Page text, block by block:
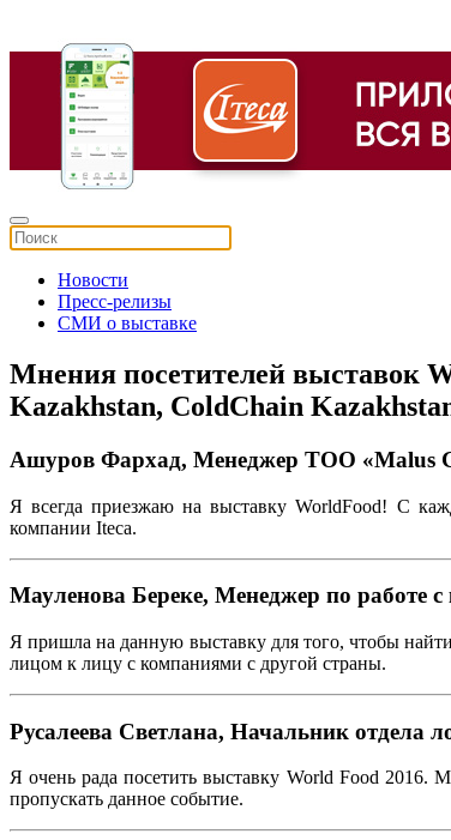
Новости
Пресс-релизы
СМИ о выставке
Мнения посетителей выставок
Kazakhstan, ColdChain
Ашуров Фархад, Менеджер ТОО «Malus
Я всегда приезжаю на выставку WorldFood! С
компании Iteca.
Мауленова Береке, Менеджер по работе
Я пришла на данную выставку для того, чтобы
лицом к лицу с компаниями с другой страны.
Русалеева Светлана, Начальник отдела
Я очень рада посетить выставку World Food 2016.
пропускать данное событие.